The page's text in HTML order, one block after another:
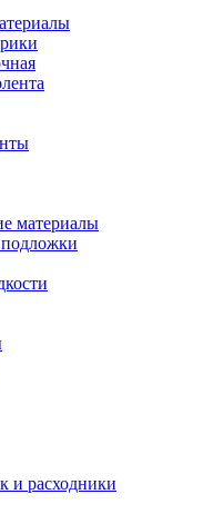
материалы
и расходники